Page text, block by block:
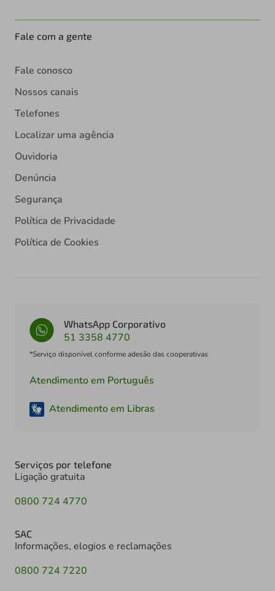
Fale com a gente
Fale conosco
Nossos canais
Telefones
Localizar uma agência
Ouvidoria
Denúncia
Segurança
Política de Privacidade
Política de Cookies
WhatsApp Corporativo
51 3358 4770
*Serviço disponível conforme adesão das cooperativas
Atendimento em Português
Atendimento em Libras
Serviços por telefone
Ligação gratuita
0800 724 4770
SAC
Informações, elogios e reclamações
0800 724 7220